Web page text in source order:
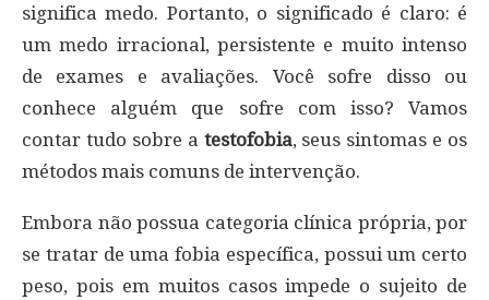
significa medo. Portanto, o significado é claro: é
um medo irracional, persistente e muito intenso
de exames e avaliações. Você sofre disso ou
conhece alguém que sofre com isso? Vamos
contar tudo sobre a testofobia, seus sintomas e os
métodos mais comuns de intervenção.
Embora não possua categoria clínica própria, por
se tratar de uma fobia específica, possui um certo
peso, pois em muitos casos impede o sujeito de